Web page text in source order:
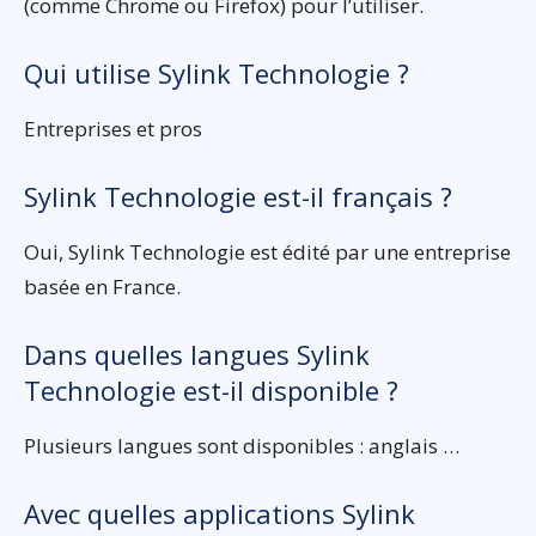
Qui utilise Sylink Technologie ?
Entreprises et pros
Sylink Technologie est-il français ?
Oui, Sylink Technologie est édité par une entreprise
basée en France.
Dans quelles langues Sylink
Technologie est-il disponible ?
Plusieurs langues sont disponibles : anglais …
Avec quelles applications Sylink